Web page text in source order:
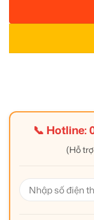
📞 Hotline:
(Hỗ